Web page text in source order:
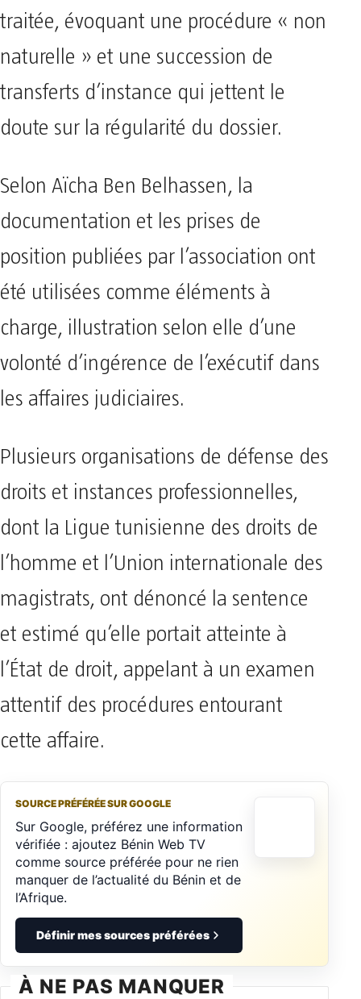
traitée, évoquant une procédure « non
naturelle » et une succession de
transferts d’instance qui jettent le
doute sur la régularité du dossier.
Selon Aïcha Ben Belhassen, la
documentation et les prises de
position publiées par l’association ont
été utilisées comme éléments à
charge, illustration selon elle d’une
volonté d’ingérence de l’exécutif dans
les affaires judiciaires.
Plusieurs organisations de défense des
droits et instances professionnelles,
dont la Ligue tunisienne des droits de
l’homme et l’Union internationale des
magistrats, ont dénoncé la sentence
et estimé qu’elle portait atteinte à
l’État de droit, appelant à un examen
attentif des procédures entourant
cette affaire.
SOURCE PRÉFÉRÉE SUR GOOGLE
Sur Google, préférez une information
vérifiée : ajoutez Bénin Web TV
comme source préférée pour ne rien
manquer de l’actualité du Bénin et de
l’Afrique.
Définir mes sources préférées
À NE PAS MANQUER